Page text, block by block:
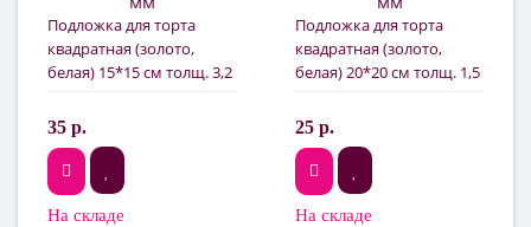
Подложка для торта
квадратная (золото,
белая) 15*15 см толщ. 3,2
35 р.
На складе
Подложка для торта
квадратная (золото,
белая) 20*20 см толщ. 1,5
25 р.
На складе